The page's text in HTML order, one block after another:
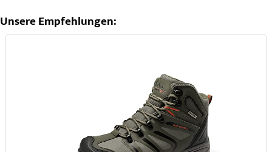
Unsere Empfehlungen: